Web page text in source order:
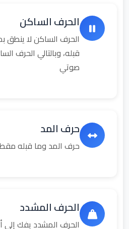
الحرف الساكن
الحرف الساكن لا ينطق
قبله، وبالتالي الحرف
صوتي
حرف المد
حرف المد وما قبله
الحرف المشدد
الحرف المشدد يفك إلى